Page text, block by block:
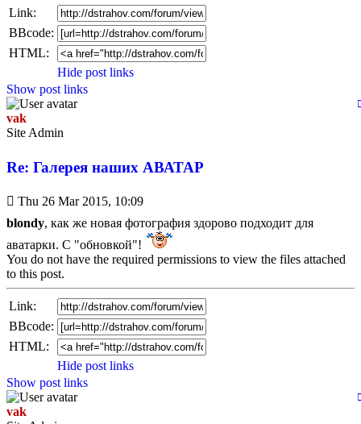
Link:
BBcode:
HTML:
Hide post links
Show post links
vak
Site Admin
Re: Галерея наших АВАТАР
Unread
Thu 26 Mar 2015, 10:09
blondy, как же новая фотография здорово подходит для
аватарки. С "обновкой"!
You do not have the required permissions to view the files attached
to this post.
Link:
BBcode:
HTML:
Hide post links
Show post links
vak